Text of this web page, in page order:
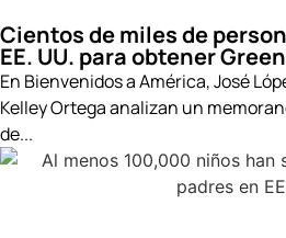
Cientos de miles de
EE. UU. para obtener
En Bienvenidos a América, José
Kelley Ortega analizan un
de...